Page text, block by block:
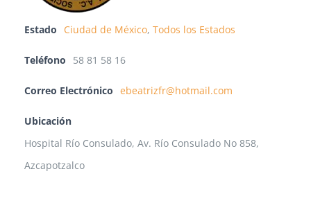
Estado Ciudad de México, Todos los Estados
Teléfono 58 81 58 16
Correo Electrónico ebeatrizfr@hotmail.com
Ubicación
Hospital Río Consulado, Av. Río Consulado No 858,
Azcapotzalco